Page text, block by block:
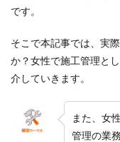
です。
そこで本記事では、実
か？女性で施工管理と
介していきます。
また、女
管理の業